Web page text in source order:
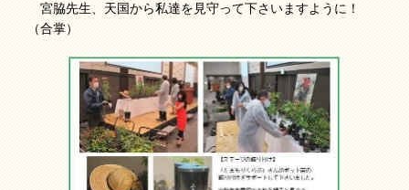
宮脇先生、天国から私達を見守って下さいますように！
（合掌）